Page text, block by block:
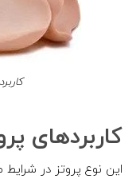
کاربردهای
این نوع پروتز در